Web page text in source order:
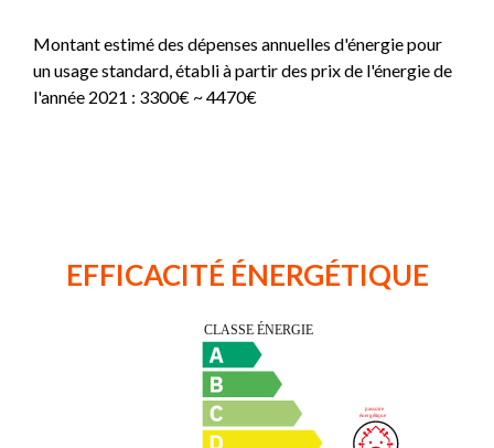
Montant estimé des dépenses annuelles d'énergie pour
un usage standard, établi à partir des prix de l'énergie de
l'année 2021 : 3300€ ~ 4470€
EFFICACITÉ ÉNERGÉTIQUE